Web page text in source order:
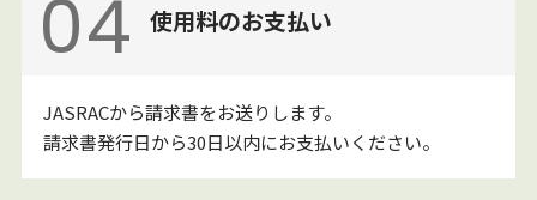
04 使用料のお支払い
JASRACから請求書をお送りします。
請求書発行日から30日以内にお支払いください。